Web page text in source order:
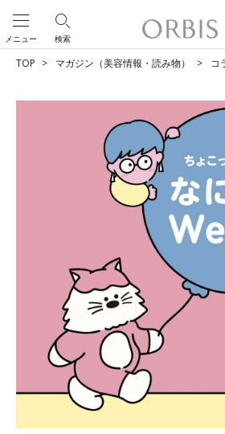
検索
メニュー
TOP マガジン（美容情報・読み物） コ